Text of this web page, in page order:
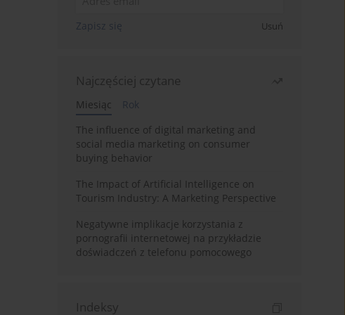
Zapisz się Usuń
Najczęściej czytane
Miesiąc
Rok
The influence of digital marketing and
social media marketing on consumer
buying behavior
The Impact of Artificial Intelligence on
Tourism Industry: A Marketing Perspective
Negatywne implikacje korzystania z
pornografii internetowej na przykładzie
doświadczeń z telefonu pomocowego
Indeksy